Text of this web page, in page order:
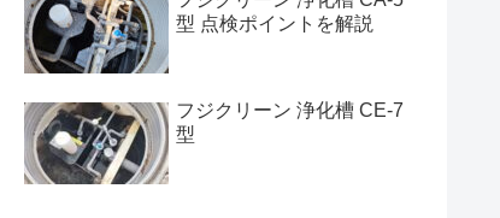
型 点検ポイントを解説
フジクリーン 浄化槽 CE-7
型